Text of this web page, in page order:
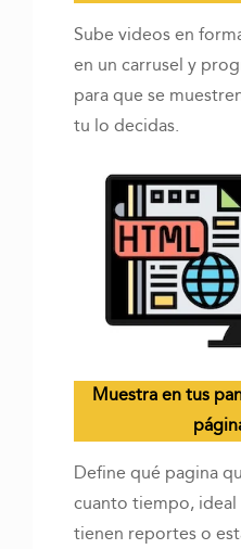
Sube videos en
en un carrusel y
para que se
tu lo decidas.
Muestra en tus
Define qué pagina
cuanto tiempo, ideal
tienen reportes o